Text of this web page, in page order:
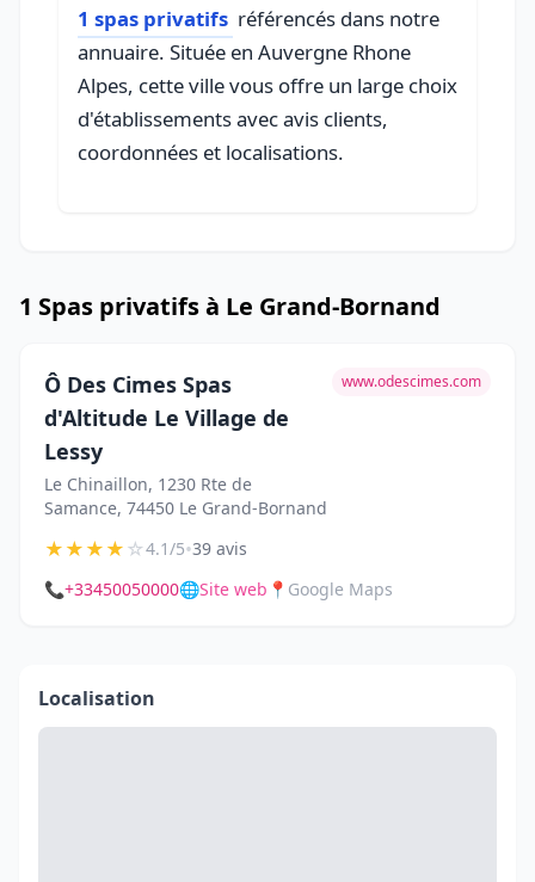
1 spas privatifs référencés dans notre
annuaire. Située en Auvergne Rhone
Alpes, cette ville vous offre un large choix
d'établissements avec avis clients,
coordonnées et localisations.
1 Spas privatifs à Le Grand-Bornand
Ô Des Cimes Spas
d'Altitude Le Village de
Lessy
Le Chinaillon, 1230 Rte de
Samance, 74450 Le Grand-Bornand
www.odescimes.com
★★★★☆4.1/5•39 avis
📞+33450050000🌐Site web 📍 Google Maps
Localisation